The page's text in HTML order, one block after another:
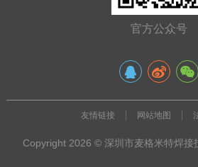
官方公众号
友情链接 网站地图
Copyright 2026 © 深圳市麦格米特焊接